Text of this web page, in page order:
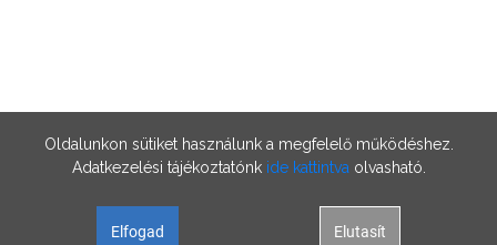
Oldalunkon sütiket használunk a megfelelő működéshez.
Adatkezelési tájékoztatónk ide kattintva olvasható.
Elfogad Elutasít